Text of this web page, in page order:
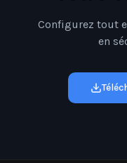
Configurez tout
en